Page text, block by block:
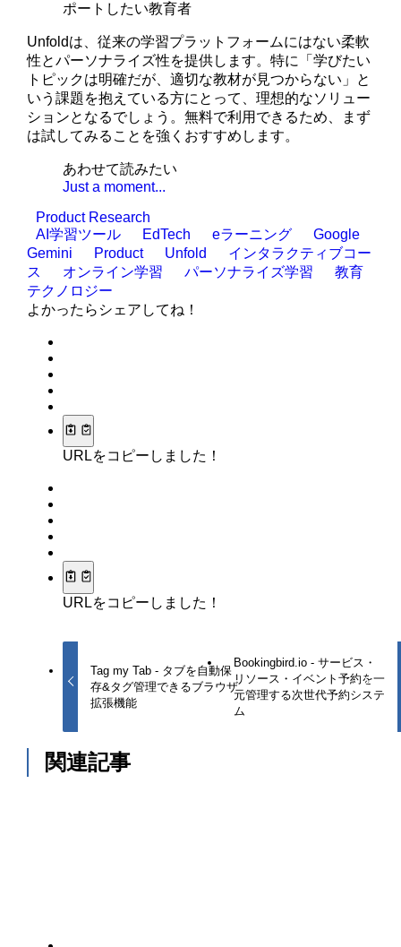
ポートしたい教育者
Unfoldは、従来の学習プラットフォームにはない柔軟
性とパーソナライズ性を提供します。特に「学びたい
トピックは明確だが、適切な教材が見つからない」と
いう課題を抱えている方にとって、理想的なソリュー
ションとなるでしょう。無料で利用できるため、まず
は試してみることを強くおすすめします。
あわせて読みたい
Just a moment...
Product Research
AI学習ツール
EdTech eラーニング
Google
Gemini
Product Unfold
インタラクティブコー
ス
オンライン学習 パーソナライズ学習
教育
テクノロジー
よかったらシェアしてね！
URLをコピーしました！
URLをコピーしました！
Tag my Tab - タブを自動保
存&タグ管理できるブラウザ
拡張機能
Bookingbird.io - サービス・
リソース・イベント予約を一
元管理する次世代予約システ
ム
関連記事